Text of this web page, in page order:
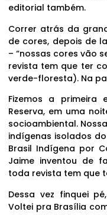
editorial também.
Correr atrás da
de cores, depois de
– “nossas cores vão
revista tem que ter
verde-floresta). Na
Fizemos a primeira
Reserva, em uma
socioambiental.
indígenas isolados do
Brasil Indígena por
Jaime inventou de
toda revista tem que
Dessa vez finquei
Voltei pra Brasília